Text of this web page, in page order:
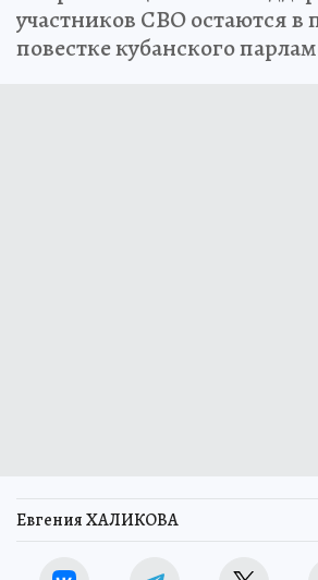
участников СВО остаются в
повестке кубанского
Евгения ХАЛИКОВА